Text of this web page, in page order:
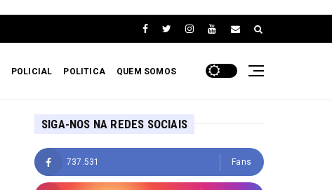
POLICIAL POLITICA QUEM SOMOS
SIGA-NOS NA REDES SOCIAIS
737.531 Fans